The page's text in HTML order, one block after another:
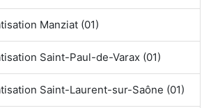
Manziat (01)
Saint-Paul-de-Varax (01)
Saint-Laurent-sur-Saône (01)